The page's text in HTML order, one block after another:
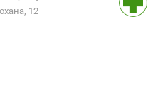
12